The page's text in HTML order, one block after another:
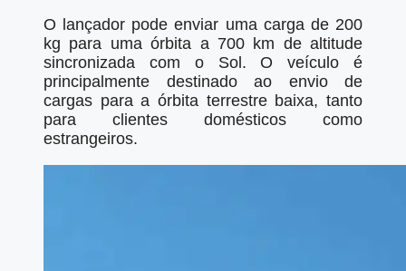
O lançador pode enviar uma carga de 200
kg para uma órbita a 700 km de altitude
sincronizada com o Sol. O veículo é
principalmente destinado ao envio de
cargas para a órbita terrestre baixa, tanto
para clientes domésticos como
estrangeiros.